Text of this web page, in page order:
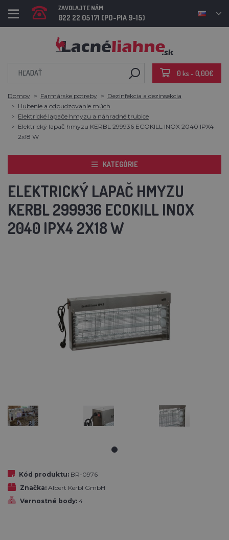
ZAVOLAJTE NÁM
022 22 05 171 (PO-PIA 9-15)
0 ks - 0,00€
Domov Farmárske potreby
Dezinfekcia a dezinsekcia
Hubenie a odpudzovanie múch
Elektrické lapače hmyzu a náhradné trubice
Elektrický lapač hmyzu KERBL 299936 ECOKILL INOX 2040 IPX4
2x18 W
KATEGÓRIE
ELEKTRICKÝ LAPAČ HMYZU
KERBL 299936 ECOKILL INOX
2040 IPX4 2X18 W
Kód produktu: BR-0976
Značka: Albert Kerbl GmbH
Vernostné body: 4